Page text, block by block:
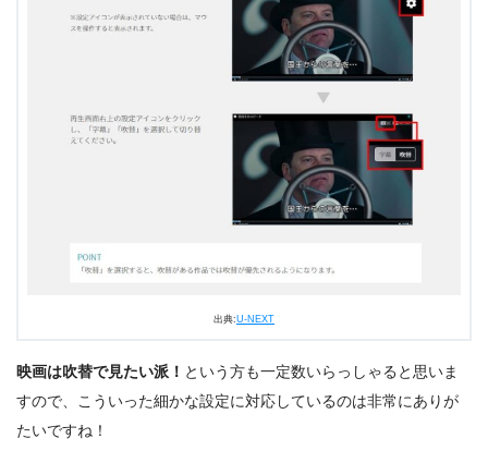
出典:U-NEXT
映画は吹替で見たい派！ という方も一定数いらっしゃると思いま
すので、こういった細かな設定に対応しているのは非常にありが
たいですね！